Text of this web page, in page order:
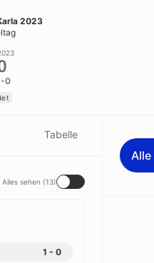
2023
0
Tabelle
Alles sehen (13)
1 - 0
Alle